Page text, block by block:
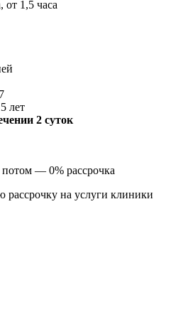
от 1,5 часа
лет
2 суток
потом — 0% рассрочка
на услуги клиники